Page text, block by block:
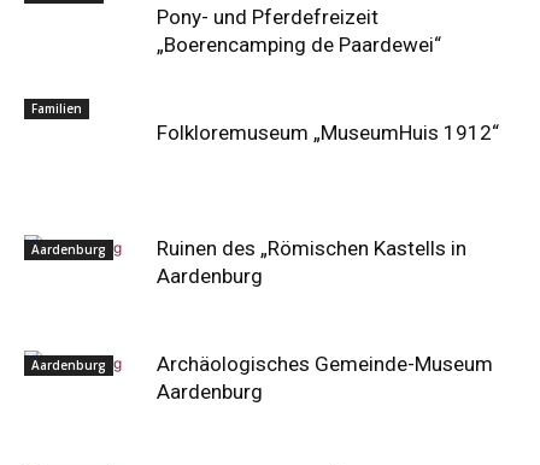
Pony- und Pferdefreizeit
„Boerencamping de Paardewei“
Familien
Folkloremuseum „MuseumHuis 1912“
Aardenburg
Ruinen des „Römischen Kastells in
Aardenburg
Aardenburg
Archäologisches Gemeinde-Museum
Aardenburg